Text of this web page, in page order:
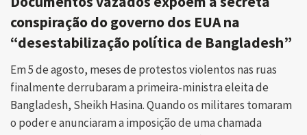
conspiração do governo dos EUA na
“desestabilização política de Bangladesh”
Em 5 de agosto, meses de protestos violentos nas ruas
finalmente derrubaram a primeira-ministra eleita de
Bangladesh, Sheikh Hasina. Quando os militares tomaram
o poder e anunciaram a imposição de uma chamada